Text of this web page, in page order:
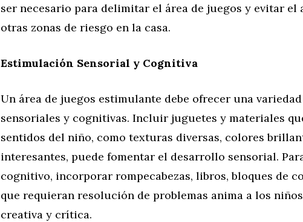
ser necesario para delimitar el área de juegos y evitar el
otras zonas de riesgo en la casa.
Estimulación Sensorial y Cognitiva
Un área de juegos estimulante debe ofrecer una
sensoriales y cognitivas. Incluir juguetes y materiales
sentidos del niño, como texturas diversas, colores
interesantes, puede fomentar el desarrollo sensorial.
cognitivo, incorporar rompecabezas, libros, bloques de
que requieran resolución de problemas anima a los
creativa y crítica.